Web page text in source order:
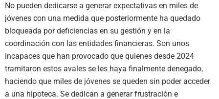
No pueden dedicarse a generar expectativas en miles de
jóvenes con una medida que posteriormente ha quedado
bloqueada por deficiencias en su gestión y en la
coordinación con las entidades financieras. Son unos
incapaces que han provocado que quienes desde 2024
tramitaron estos avales se les haya finalmente denegado,
haciendo que miles de jóvenes se queden sin poder acceder
a una hipoteca. Se dedican a generar frustración e